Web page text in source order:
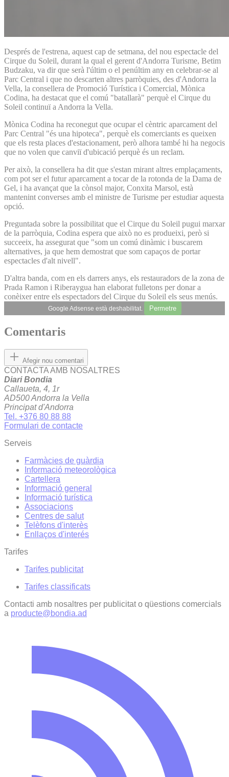
Després de l'estrena, aquest cap de setmana, del nou espectacle del
Cirque du Soleil, durant la qual el gerent d'Andorra Turisme, Betim
Budzaku, va dir que serà l'últim o el penúltim any en celebrar-se al
Parc Central i que no descarten altres parròquies, des d'Andorra la
Vella, la consellera de Promoció Turística i Comercial, Mònica
Codina, ha destacat que el comú "batallarà" perquè el Cirque du
Soleil continuï a Andorra la Vella.
Mònica Codina ha reconegut que ocupar el cèntric aparcament del
Parc Central "és una hipoteca", perquè els comerciants es queixen
que els resta places d'estacionament, però alhora també hi ha negocis
que no volen que canviï d'ubicació perquè és un reclam.
Per això, la consellera ha dit que s'estan mirant altres emplaçaments,
com pot ser el futur aparcament a tocar de la rotonda de la Dama de
Gel, i ha avançat que la cònsol major, Conxita Marsol, està
mantenint converses amb el ministre de Turisme per estudiar aquesta
opció.
Preguntada sobre la possibilitat que el Cirque du Soleil pugui marxar
de la parròquia, Codina espera que això no es produeixi, però si
succeeix, ha assegurat que "som un comú dinàmic i buscarem
alternatives, ja que hem demostrat que som capaços de portar
espectacles d'alt nivell".
D'altra banda, com en els darrers anys, els restauradors de la zona de
Prada Ramon i Riberaygua han elaborat fulletons per donar a
conèixer entre els espectadors del Cirque du Soleil els seus menús.
Google Adsense està deshabilitat. Permetre
Comentaris
Afegir nou comentari
CONTACTA AMB NOSALTRES
Diari Bondia
Callaueta, 4, 1r
AD500 Andorra la Vella
Principat d'Andorra
Tel. +376 80 88 88
Formulari de contacte
Serveis
Farmàcies de guàrdia
Informació meteorològica
Cartellera
Informació general
Informació turística
Associacions
Centres de salut
Telèfons d'interès
Enllaços d'interés
Tarifes
Tarifes publicitat
Tarifes classificats
Contacti amb nosaltres per publicitat o qüestions comercials
a producte@bondia.ad